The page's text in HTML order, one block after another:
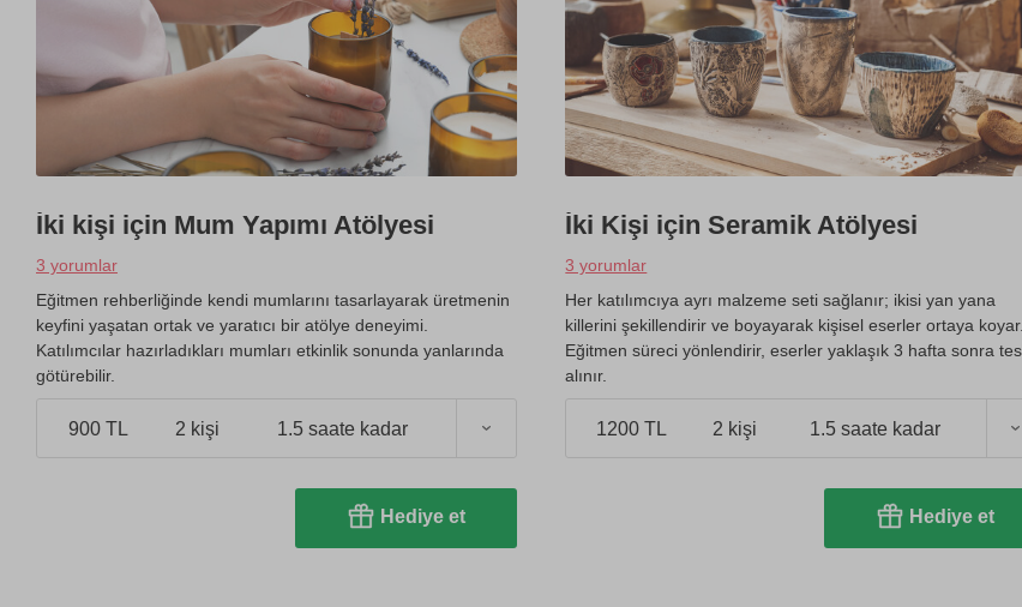
İki kişi için Mum Yapımı Atölyesi
3 yorumlar
Eğitmen rehberliğinde kendi mumlarını tasarlayarak üretmenin
keyfini yaşatan ortak ve yaratıcı bir atölye deneyimi.
Katılımcılar hazırladıkları mumları etkinlik sonunda yanlarında
götürebilir.
900 TL 2 kişi 1.5 saate kadar
Hediye et
İki Kişi için Seramik Atölyesi
3 yorumlar
Her katılımcıya ayrı malzeme seti sağlanır; ikisi yan yana
killerini şekillendirir ve boyayarak kişisel eserler ortaya koyar.
Eğitmen süreci yönlendirir, eserler yaklaşık 3 hafta sonra
alınır.
1200 TL 2 kişi 1.5 saate kadar
Hediye et